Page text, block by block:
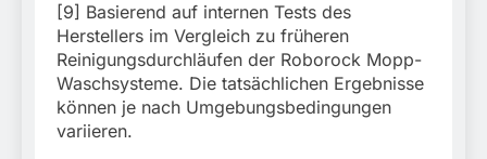
[9] Basierend auf internen Tests des
Herstellers im Vergleich zu früheren
Reinigungsdurchläufen der Roborock Mopp-
Waschsysteme. Die tatsächlichen Ergebnisse
können je nach Umgebungsbedingungen
variieren.